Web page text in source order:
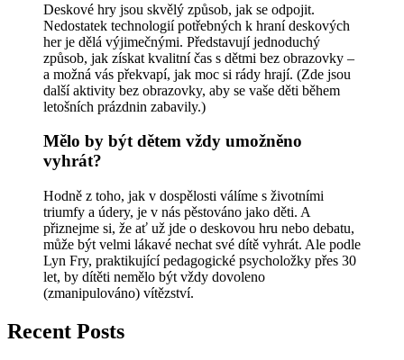
Deskové hry jsou skvělý způsob, jak se odpojit.
Nedostatek technologií potřebných k hraní deskových
her je dělá výjimečnými. Představují jednoduchý
způsob, jak získat kvalitní čas s dětmi bez obrazovky –
a možná vás překvapí, jak moc si rády hrají. (Zde jsou
další aktivity bez obrazovky, aby se vaše děti během
letošních prázdnin zabavily.)
Mělo by být dětem vždy umožněno
vyhrát?
Hodně z toho, jak v dospělosti válíme s životními
triumfy a údery, je v nás pěstováno jako děti. A
přiznejme si, že ať už jde o deskovou hru nebo debatu,
může být velmi lákavé nechat své dítě vyhrát. Ale podle
Lyn Fry, praktikující pedagogické psycholožky přes 30
let, by dítěti nemělo být vždy dovoleno
(zmanipulováno) vítězství.
Recent Posts